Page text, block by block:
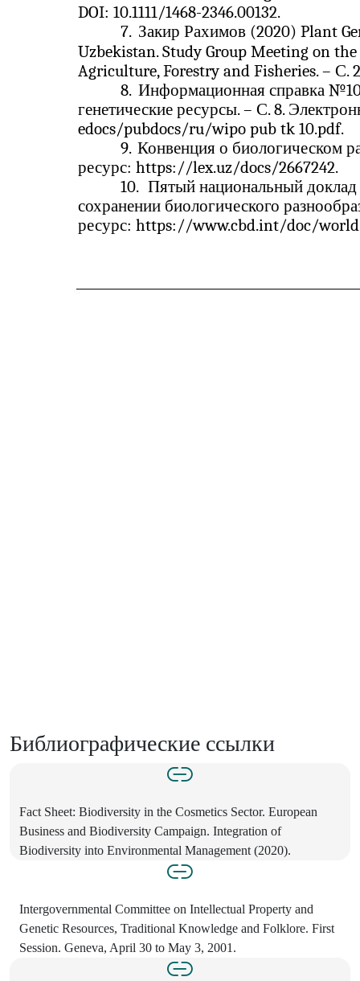
DOI: 10.1111/1468-2346.00132.
7. Закир Рахимов (2020) Plant
Uzbekistan. Study Group Meeting on
Agriculture, Forestry and Fisheries. – С.
8. Информационная справка
генетические ресурсы. – С. 8.
edocs/pubdocs/ru/wipo pub tk 10.pdf.
9. Конвенция о биологическом
ресурс: https://lex.uz/docs/2667242.
10. Пятый национальный доклад
сохранении биологического
ресурс: https://www.cbd.int/doc/
Библиографические ссылки
Fact Sheet: Biodiversity in the Cosmetics Sector. European
Business and Biodiversity Campaign. Integration of
Biodiversity into Environmental Management (2020).
Intergovernmental Committee on Intellectual Property and
Genetic Resources, Traditional Knowledge and Folklore. First
Session. Geneva, April 30 to May 3, 2001.